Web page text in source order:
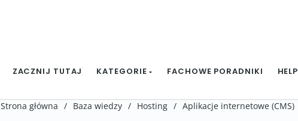
ZACZNIJ TUTAJ KATEGORIE FACHOWE PORADNIKI
Strona główna / Baza wiedzy / Hosting / Aplikacje internetowe (CMS)